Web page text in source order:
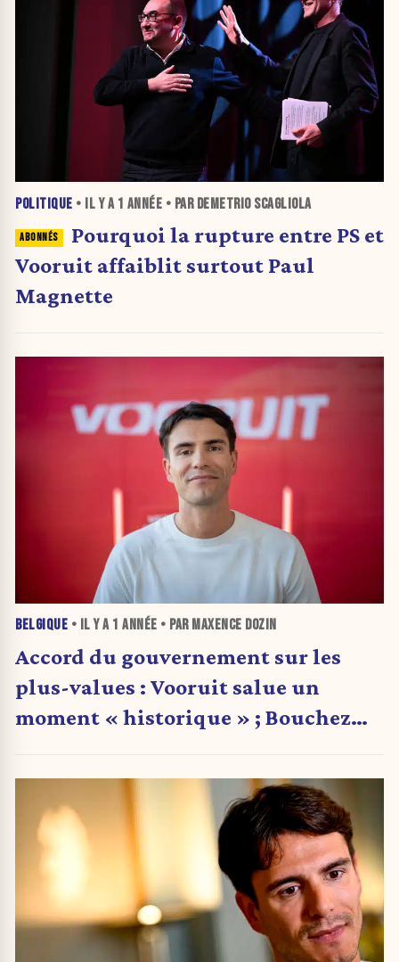
POLITIQUE • IL Y A 1 ANNÉE • PAR DEMETRIO SCAGLIOLA
Pourquoi la rupture entre PS et
Vooruit affaiblit surtout Paul
Magnette
BELGIQUE • IL Y A 1 ANNÉE • PAR MAXENCE DOZIN
Accord du gouvernement sur les
plus-values : Vooruit salue un
moment « historique » ; Bouchez
gouvernement de réformes »